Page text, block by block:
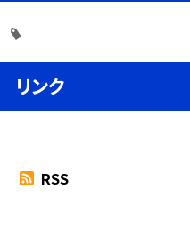
リンク
RSS